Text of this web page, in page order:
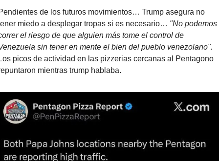
de los futuros movimientos… Trump asegura no
miedo a desplegar tropas si es necesario… "No podemos
el riesgo de que alguien más tome el control de
picos de actividad en las pizzerias cercanas al Pentagono
mientras trump hablaba.